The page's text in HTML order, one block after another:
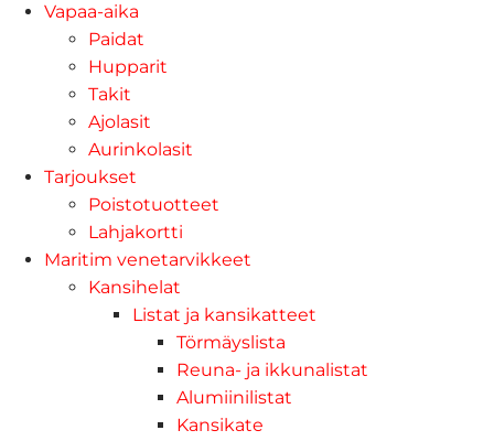
Vapaa-aika
Paidat
Hupparit
Takit
Ajolasit
Aurinkolasit
Tarjoukset
Poistotuotteet
Lahjakortti
Maritim venetarvikkeet
Kansihelat
Listat ja kansikatteet
Törmäyslista
Reuna- ja ikkunalistat
Alumiinilistat
Kansikate